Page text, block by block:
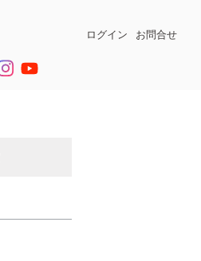
ログイン お問合せ